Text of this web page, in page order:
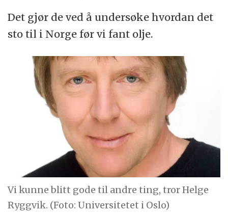
Det gjør de ved å undersøke hvordan det
sto til i Norge før vi fant olje.
Vi kunne blitt gode til andre ting, tror Helge
Ryggvik. (Foto: Universitetet i Oslo)